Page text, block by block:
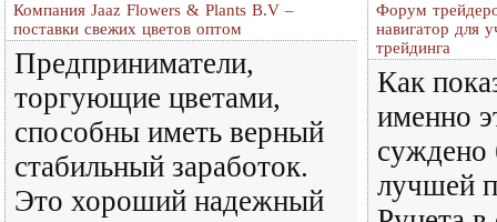
Компания Jaaz Flowers & Plants B.V –
поставки свежих цветов оптом
Предприниматели,
торгующие цветами,
способны иметь верный
стабильный заработок.
Это хороший надежный
Форум
навигатор для
трейдинга
Как
именно
суждено
лучшей